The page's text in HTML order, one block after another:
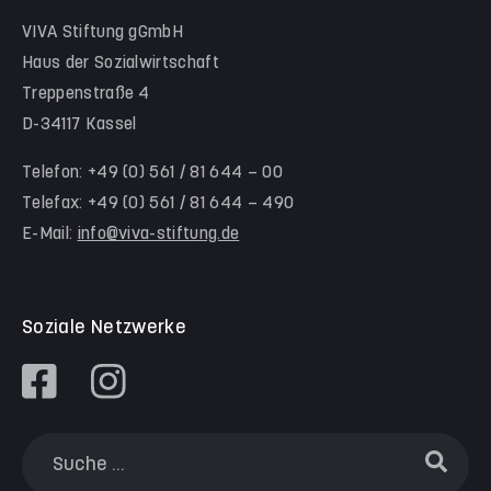
Team Werra-Meißner-Kreis
Waldorfkindergarten Goetheanlage
Familienzentren
Familienzentrum Nordstadt
Familienzentrum Himmelsstürmer
Präventionsangebote an Kitas und Schulen
VIVA Stiftung gGmbH
Haus der Sozialwirtschaft
Treppenstraße 4
D-34117 Kassel
Telefon: +49 (0) 561 / 81 644 – 00
Telefax: +49 (0) 561 / 81 644 – 490
E-Mail: info@viva-stiftung.de
Soziale Netzwerke